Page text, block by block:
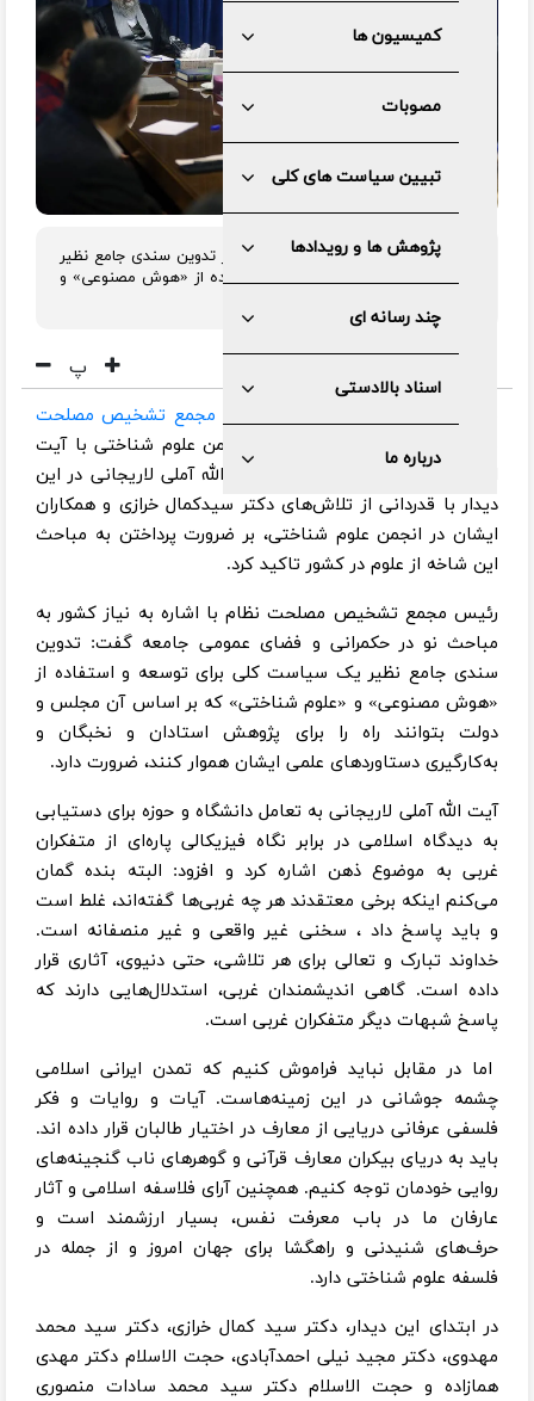
کمیسیون ها
مصوبات
تبیین سیاست های کلی
پژوهش ها و رویدادها
چند رسانه ای
اسناد بالادستی
درباره ما
رئیس مجمع تشخیص مصلحت نظام بر تدوین سندی جامع نظیر
یک سیاست کلی برای توسعه و استفاده از «هوش مصنوعی» و
پ
مجمع تشخیص مصلحت
، جمعی از اساتید و اعضای انجمن علوم شناختی با آیت
الله آملی لاریجانی دیدار کردند. آیت الله آملی لاریجانی در این
دیدار با قدردانی از تلاش‌های دکتر سیدکمال خرازی و همکاران
ایشان در انجمن علوم شناختی، بر ضرورت پرداختن به مباحث
این شاخه از علوم در کشور تاکید کرد.
رئیس مجمع تشخیص مصلحت نظام با اشاره به نیاز کشور به
مباحث نو در حکمرانی و فضای عمومی جامعه گفت: تدوین
سندی جامع نظیر یک سیاست کلی برای توسعه و استفاده از
«هوش مصنوعی» و «علوم شناختی» که بر اساس آن مجلس و
دولت بتوانند راه را برای پژوهش استادان و نخبگان و
به‌کارگیری دستاوردهای علمی ایشان هموار کنند، ضرورت دارد.
آیت الله آملی لاریجانی به تعامل دانشگاه و حوزه برای دستیابی
به دیدگاه‌ اسلامی در برابر نگاه فیزیکالی پاره‌ای از متفکران
غربی به موضوع ذهن اشاره کرد و افزود: البته بنده گمان
می‌کنم اینکه برخی معتقدند هر چه غربی‌ها گفته‌اند، غلط است
و باید پاسخ داد ، سخنی غیر واقعی و غیر منصفانه است.
خداوند تبارک و تعالی برای هر تلاشی، حتی دنیوی، آثاری قرار
داده است. گاهی اندیشمندان غربی، استدلال‌هایی دارند که
پاسخ شبهات دیگر متفکران غربی است.
اما در مقابل نباید فراموش کنیم که تمدن ایرانی اسلامی
چشمه جوشانی در این زمینه‌هاست. آیات و روایات و فکر
فلسفی عرفانی دریایی از معارف در اختیار طالبان قرار داده اند.
باید به دریای بیکران معارف قرآنی و گوهرهای ناب گنجینه‌های
روایی خودمان توجه کنیم. همچنین آرای فلاسفه اسلامی و آثار
عارفان ما در باب معرفت نفس، بسیار ارزشمند است و
حرف‌های شنیدنی و راهگشا برای جهان امروز و از جمله در
فلسفه علوم شناختی دارد.
در ابتدای این دیدار، دکتر سید کمال خرازی، دکتر سید محمد
مهدوی، دکتر مجید نیلی احمدآبادی، حجت الاسلام دکتر مهدی
همازاده و حجت الاسلام دکتر سید محمد سادات منصوری